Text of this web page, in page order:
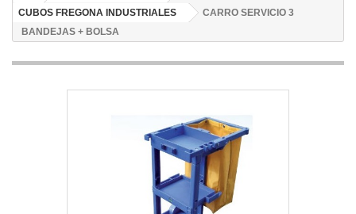
CUBOS FREGONA INDUSTRIALES
CARRO SERVICIO 3
BANDEJAS + BOLSA